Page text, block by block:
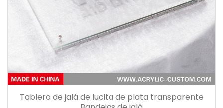
Tablero de jalá de lucita de plata transparente